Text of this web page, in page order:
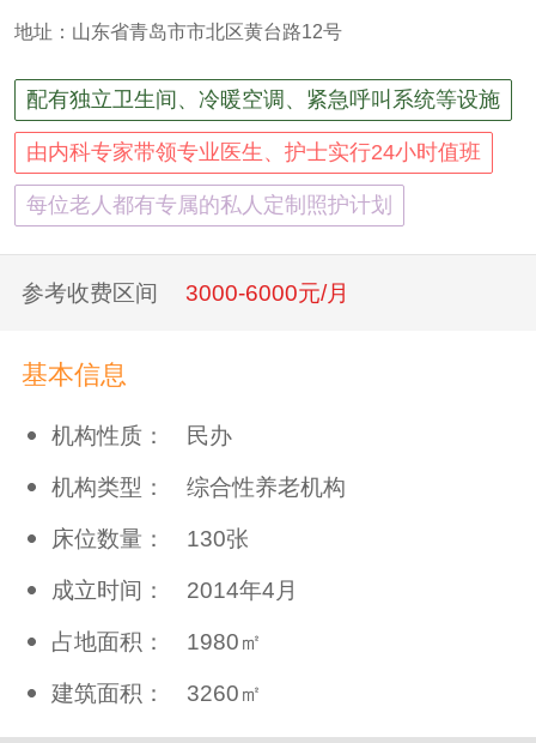
地址：山东省青岛市市北区黄台路12号
配有独立卫生间、冷暖空调、紧急呼叫系统等设施
由内科专家带领专业医生、护士实行24小时值班
每位老人都有专属的私人定制照护计划
参考收费区间 3000-6000元/月
基本信息
机构性质： 民办
机构类型： 综合性养老机构
床位数量： 130张
成立时间： 2014年4月
占地面积： 1980㎡
建筑面积： 3260㎡